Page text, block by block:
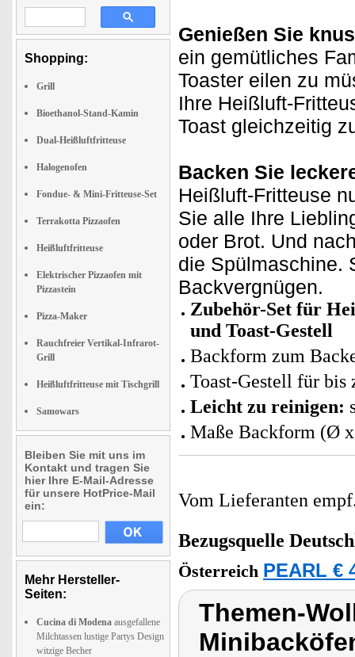
Shopping:
Grill
Bioethanol-Stand-Kamin
Dual-Heißluftfritteuse
Halogenofen
Fondue- & Mini-Fritteuse-Set
Terrakotta Pizzaofen
Heißluftfritteuse
Elektrischer Pizzaofen mit
Pizzastein
Pizza-Maker
Rauchfreier Vertikal-Infrarot-
Grill
Heißluftfritteuse mit Tischgrill
Samowars
Bleiben Sie mit uns im
Kontakt und tragen Sie
hier Ihre E-Mail-Adresse
für unsere HotPrice-Mail
ein:
Mehr Hersteller-
Seiten:
Cucina di Modena ausgefallene
Milchtassen lustige Partys Design
witzige Becher
Genießen Sie
ein gemütliches
Toaster eilen zu
Ihre Heißluft-
Toast gleichzeitig
Backen Sie
Heißluft-Fritteuse
Sie alle Ihre
oder Brot. Und
die Spülmaschine.
Backvergnügen.
Zubehör-Set für
und Toast-Gestell
Backform zum
Toast-Gestell für bis
Leicht zu reinigen:
Maße Backform (Ø
Vom Lieferanten
Bezugsquelle
Österreich PEARL €
Themen-